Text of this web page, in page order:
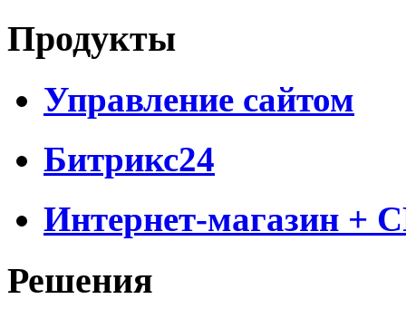
Продукты
Управление сайтом
Битрикс24
Интернет-магазин +
Решения